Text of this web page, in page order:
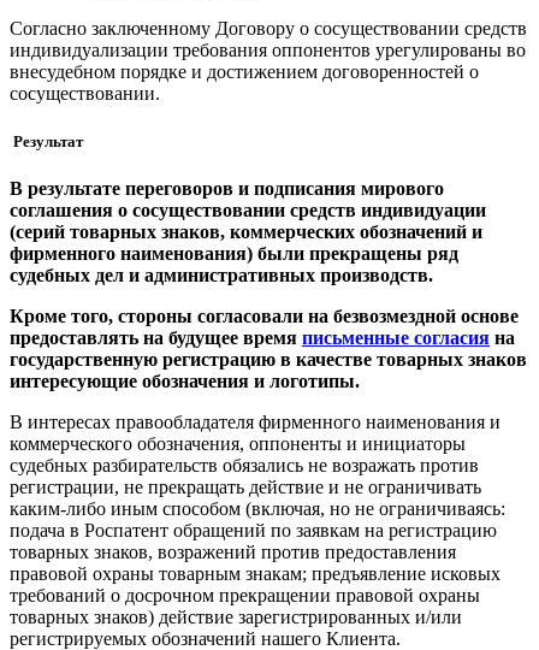
Согласно заключенному Договору о сосуществовании средств
индивидуализации требования оппонентов урегулированы во
внесудебном порядке и достижением договоренностей о
сосуществовании.
Результат
В результате переговоров и подписания мирового
соглашения о сосуществовании средств индивидуации
(серий товарных знаков, коммерческих обозначений и
фирменного наименования) были прекращены ряд
судебных дел и административных производств.
Кроме того, стороны согласовали на безвозмездной основе
предоставлять на будущее время письменные согласия на
государственную регистрацию в качестве товарных знаков
интересующие обозначения и логотипы.
В интересах правообладателя фирменного наименования и
коммерческого обозначения, оппоненты и инициаторы
судебных разбирательств обязались не возражать против
регистрации, не прекращать действие и не ограничивать
каким-либо иным способом (включая, но не ограничиваясь:
подача в Роспатент обращений по заявкам на регистрацию
товарных знаков, возражений против предоставления
правовой охраны товарным знакам; предъявление исковых
требований о досрочном прекращении правовой охраны
товарных знаков) действие зарегистрированных и/или
регистрируемых обозначений нашего Клиента.